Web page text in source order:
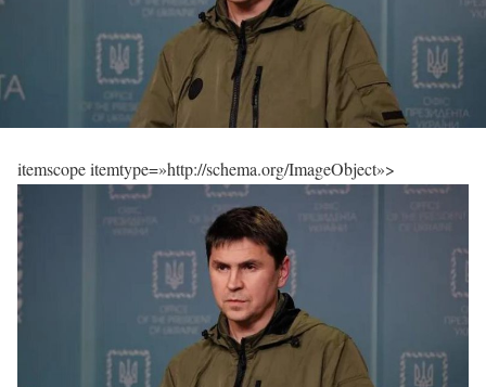
itemscope itemtype=»http://schema.org/ImageObject»>